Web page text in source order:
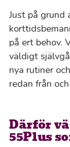
Just på grund
på ert behov.
väldigt
nya rutiner
redan från
Därför
55Plus